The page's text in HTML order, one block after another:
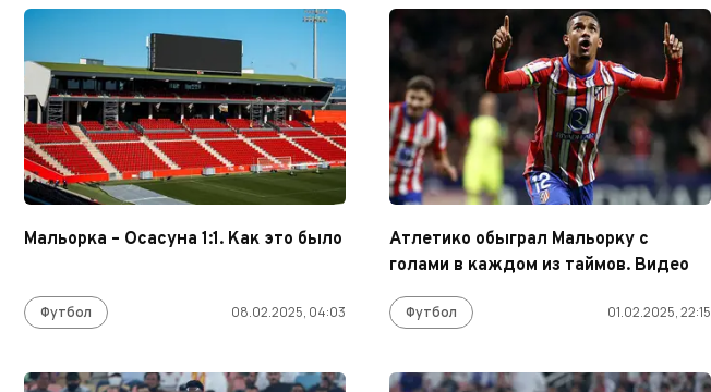
Мальорка – Осасуна 1:1. Как это было
Футбол 08.02.2025, 04:03
Атлетико обыграл Мальорку с
голами в каждом из таймов. Видео
Футбол 01.02.2025, 22:15